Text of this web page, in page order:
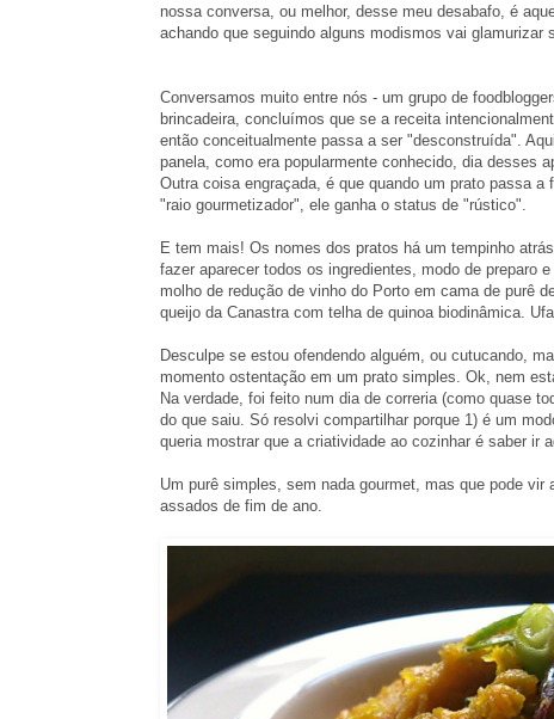
nossa conversa, ou melhor, desse meu desabafo, é
achando que seguindo alguns modismos vai glamurizar
Conversamos muito entre nós - um grupo de
brincadeira, concluímos que se a receita
então conceitualmente passa a ser "desconstruída".
panela, como era popularmente conhecido, dia desses
Outra coisa engraçada, é que quando um prato passa
"raio gourmetizador", ele ganha o status de "rústico".
E tem mais! Os nomes dos pratos há um tempinho
fazer aparecer todos os ingredientes, modo de preparo
molho de redução de vinho do Porto em cama de purê
queijo da Canastra com telha de quinoa biodinâmica.
Desculpe se estou ofendendo alguém, ou cutucando,
momento ostentação em um prato simples. Ok, nem
Na verdade, foi feito num dia de correria (como quase
do que saiu. Só resolvi compartilhar porque 1) é um
queria mostrar que a criatividade ao cozinhar é saber ir
Um purê simples, sem nada gourmet, mas que pode
assados de fim de ano.